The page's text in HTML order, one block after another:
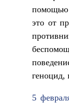
помощью
это от
геноцид,
5